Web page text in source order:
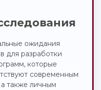
ожидания
для разработки
которые
современным
также личным